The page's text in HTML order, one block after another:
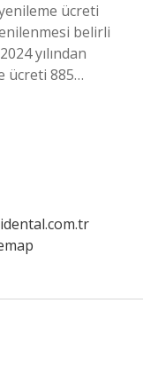
ücreti
belirli
yılından
ücreti 885…